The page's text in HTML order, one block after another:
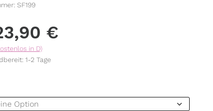
SF199
€
in D)
1-2 Tage